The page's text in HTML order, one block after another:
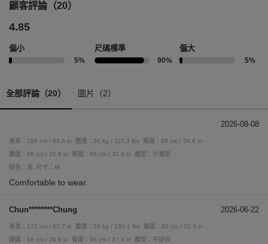
顧客評論（20）
4.85
偏小
5%
尺碼標準
90%
偏大
5%
全部評論（20） 圖片（2）
2026-08-08
身高：164 cm / 64.6 in 體重：50 kg / 110.3 lbs
胸圍：88 cm / 34.6 in
腰圍：68 cm / 26.8 in
臀圍：86 cm / 33.9 in
體型：沙漏型
顏色：黑
尺寸：M
Comfortable to wear.
Chun********Chung 2026-06-22
身高：172 cm / 67.7 in 體重：59 kg / 130.1 lbs
胸圍：82 cm / 32.3 in
腰圍：68 cm / 26.8 in
臀圍：96 cm / 37.8 in
體型：不提供